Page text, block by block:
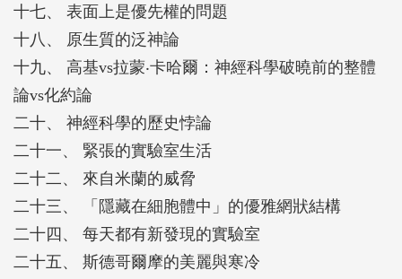
十七、 表面上是優先權的問題
十八、 原生質的泛神論
十九、 高基vs拉蒙‧卡哈爾：神經科學破曉前的整體
論vs化約論
二十、 神經科學的歷史悖論
二十一、 緊張的實驗室生活
二十二、 來自米蘭的威脅
二十三、 「隱藏在細胞體中」的優雅網狀結構
二十四、 每天都有新發現的實驗室
二十五、 斯德哥爾摩的美麗與寒冷